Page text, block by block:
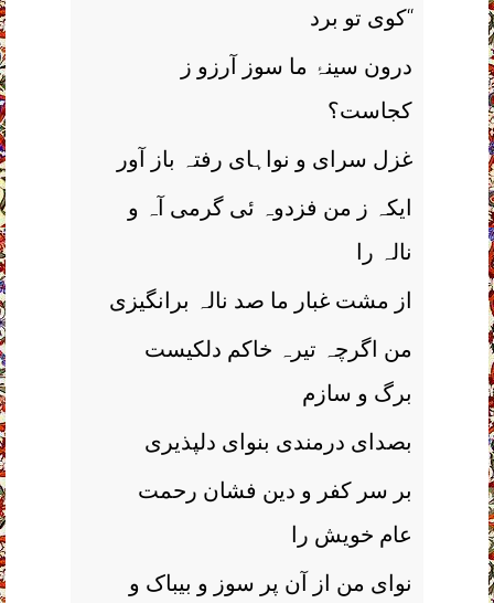
کوی تو برد‘‘
درون سینۂ ما سوز آرزو ز
کجاست؟
غزل سرای و نواہای رفتہ باز آور
ایکہ ز من فزدوہ ئی گرمی آہ و
نالہ را
از مشت غبار ما صد نالہ برانگیزی
من اگرچہ تیرہ خاکم دلکیست
برگ و سازم
بصدای درمندی بنوای دلپذیری
بر سر کفر و دین فشان رحمت
عام خویش را
نوای من از آن پر سوز و بیباک و